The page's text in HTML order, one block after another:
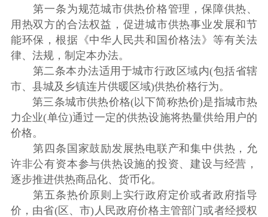
第一条为规范城市供热价格管理，保障供热、
用热双方的合法权益，促进城市供热事业发展和节
能环保，根据《中华人民共和国价格法》等有关法
律、法规，制定本办法。
第二条本办法适用于城市行政区域内(包括省辖
市、县城及乡镇连片供暖区域)供热价格行为。
第三条城市供热价格(以下简称热价)是指城市热
力企业(单位)通过一定的供热设施将热量供给用户的
价格。
第四条国家鼓励发展热电联产和集中供热，允
许非公有资本参与供热设施的投资、建设与经营，
逐步推进供热商品化、货币化。
第五条热价原则上实行政府定价或者政府指导
价，由省(区、市)人民政府价格主管部门或者经授权